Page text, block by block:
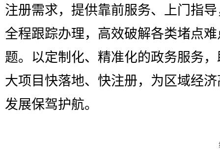
注册需求，提供靠前服务、上门指
全程跟踪办理，高效破解各类堵点
题。以定制化、精准化的政务服务
大项目快落地、快注册，为区域经
发展保驾护航。